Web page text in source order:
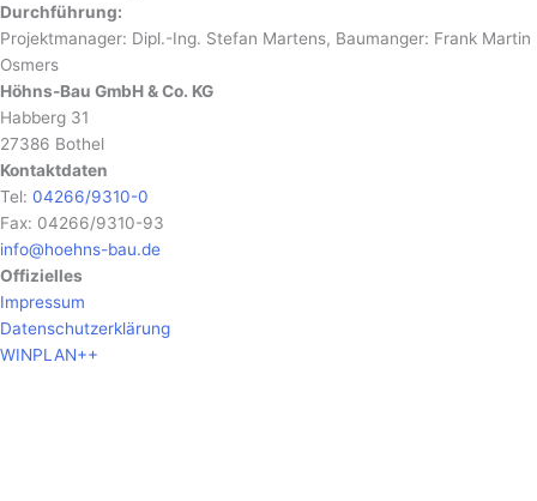
Durchführung:
Projektmanager: Dipl.-Ing. Stefan Martens, Baumanger: Frank Martin
Osmers
Höhns-Bau GmbH & Co. KG
Habberg 31
27386 Bothel
Kontaktdaten
Tel: 04266/9310-0
Fax: 04266/9310-93
info@hoehns-bau.de
Offizielles
Impressum
Datenschutzerklärung
WINPLAN++